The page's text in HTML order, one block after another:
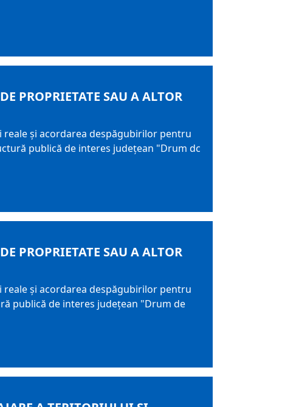
PROPRIETATE SAU A ALTOR
şi acordarea despăgubirilor pentru
publică de interes judeţean "Drum dc
PROPRIETATE SAU A ALTOR
şi acordarea despăgubirilor pentru
publică de interes judeţean "Drum de